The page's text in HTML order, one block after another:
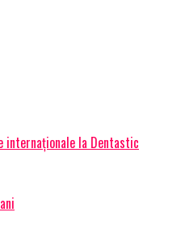
internaționale la Dentastic